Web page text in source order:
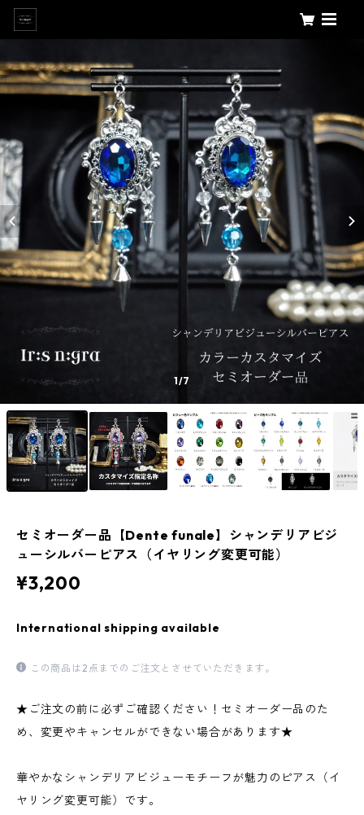
1/7
セミオーダー品【Dente funale】シャンデリアビジ
ューシルバーピアス（イヤリング変更可能）
¥3,200
International shipping available
この商品は2点までのご注文とさせていただきます。
★ご注文の前に必ずご確認ください！セミオーダー品のた
め、変更やキャンセルができない場合があります★
華やかなシャンデリアビジューモチーフが魅力のピアス（イ
ヤリング変更可能）です。